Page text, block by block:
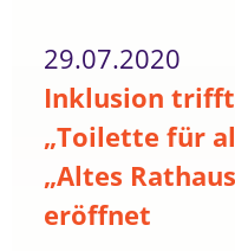
29.07.2020
Inklusion
„Toilette für
„Altes
eröffnet